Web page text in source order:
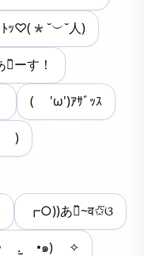
ﾄｯ♡(*˘︶˘人)
ーす！
( 'ω')ｱｻﾞｯｽ
)
┏○))あㄜ̏~व✩⃛ଓ
๑• .̫ •๑) ✧